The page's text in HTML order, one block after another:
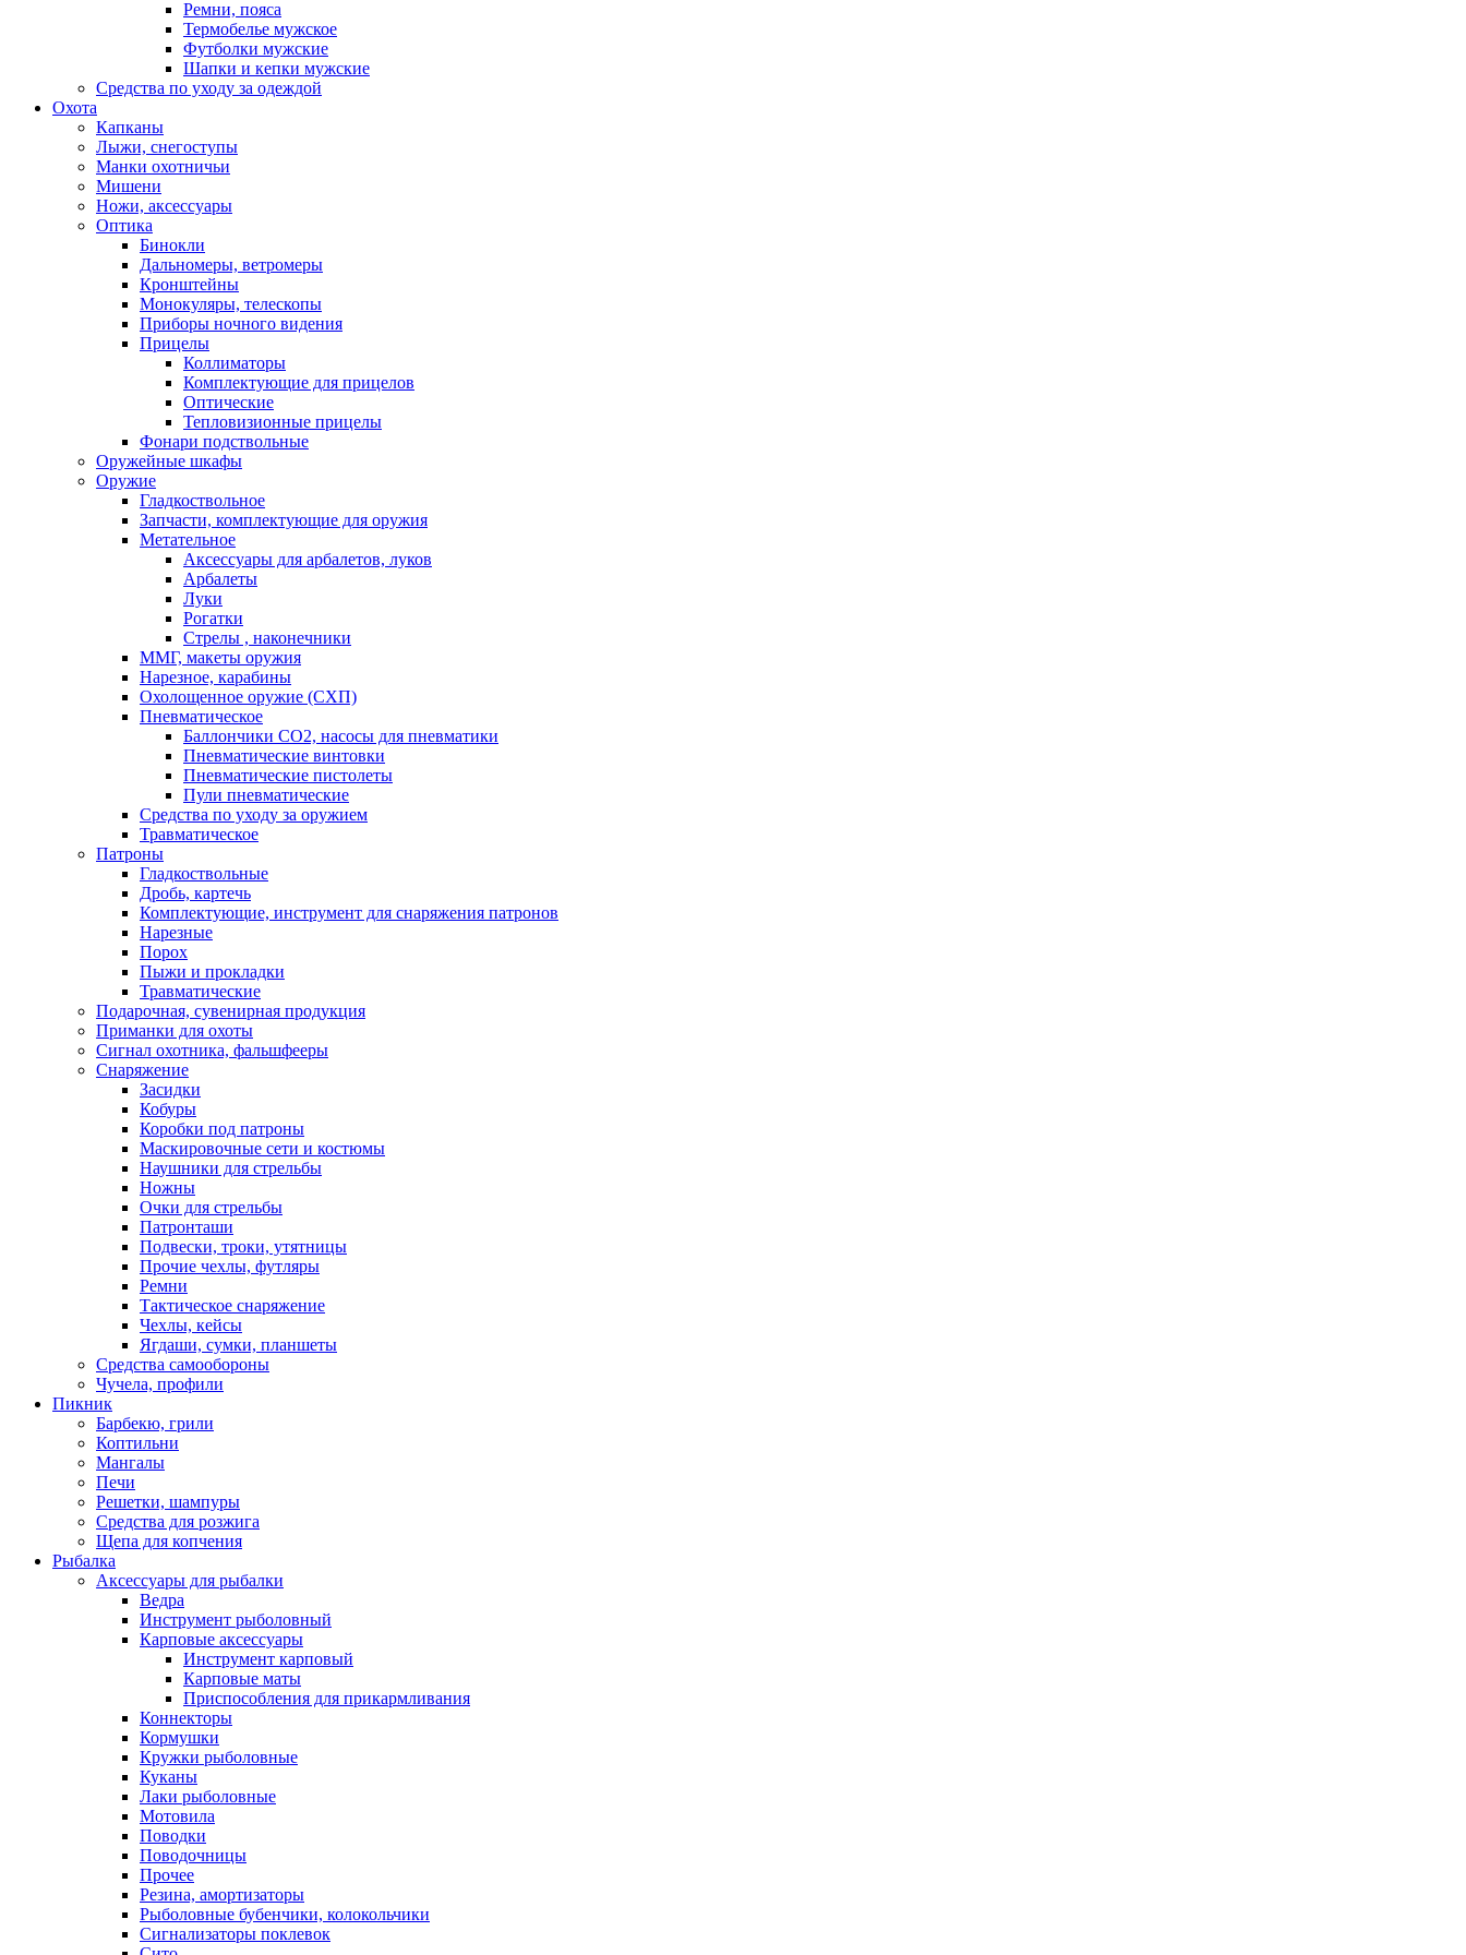
Ремни, пояса
Термобелье мужское
Футболки мужские
Шапки и кепки мужские
Средства по уходу за одеждой
Охота
Капканы
Лыжи, снегоступы
Манки охотничьи
Мишени
Ножи, аксессуары
Оптика
Бинокли
Дальномеры, ветромеры
Кронштейны
Монокуляры, телескопы
Приборы ночного видения
Прицелы
Коллиматоры
Комплектующие для прицелов
Оптические
Тепловизионные прицелы
Фонари подствольные
Оружейные шкафы
Оружие
Гладкоствольное
Запчасти, комплектующие для оружия
Метательное
Аксессуары для арбалетов, луков
Арбалеты
Луки
Рогатки
Стрелы , наконечники
ММГ, макеты оружия
Нарезное, карабины
Охолощенное оружие (СХП)
Пневматическое
Баллончики СО2, насосы для пневматики
Пневматические винтовки
Пневматические пистолеты
Пули пневматические
Средства по уходу за оружием
Травматическое
Патроны
Гладкоствольные
Дробь, картечь
Комплектующие, инструмент для снаряжения патронов
Нарезные
Порох
Пыжи и прокладки
Травматические
Подарочная, сувенирная продукция
Приманки для охоты
Сигнал охотника, фальшфееры
Снаряжение
Засидки
Кобуры
Коробки под патроны
Маскировочные сети и костюмы
Наушники для стрельбы
Ножны
Очки для стрельбы
Патронташи
Подвески, троки, утятницы
Прочие чехлы, футляры
Ремни
Тактическое снаряжение
Чехлы, кейсы
Ягдаши, сумки, планшеты
Средства самообороны
Чучела, профили
Пикник
Барбекю, грили
Коптильни
Мангалы
Печи
Решетки, шампуры
Средства для розжига
Щепа для копчения
Рыбалка
Аксессуары для рыбалки
Ведра
Инструмент рыболовный
Карповые аксессуары
Инструмент карповый
Карповые маты
Приспособления для прикармливания
Коннекторы
Кормушки
Кружки рыболовные
Куканы
Лаки рыболовные
Мотовила
Поводки
Поводочницы
Прочее
Резина, амортизаторы
Рыболовные бубенчики, колокольчики
Сигнализаторы поклевок